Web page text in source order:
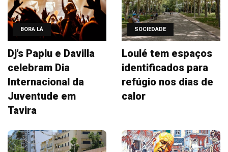
BORA LÁ
Dj’s Paplu e Davilla
celebram Dia
Internacional da
Juventude em
Tavira
SOCIEDADE
Loulé tem espaços
identificados para
refúgio nos dias de
calor